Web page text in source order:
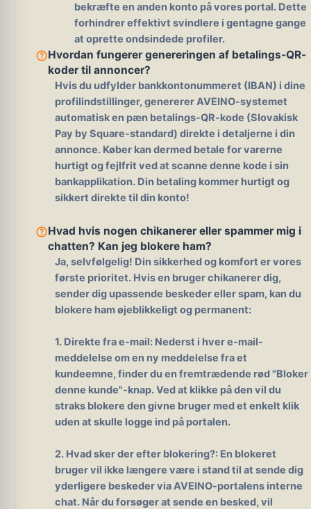
bekræfte en anden konto på vores portal. Dette
forhindrer effektivt svindlere i gentagne gange
at oprette ondsindede profiler.
help_outlineHvordan fungerer genereringen af ​​betalings-QR-
koder til annoncer?
Hvis du udfylder bankkontonummeret (IBAN) i dine
profilindstillinger, genererer AVEINO-systemet
automatisk en pæn betalings-QR-kode (Slovakisk
Pay by Square-standard) direkte i detaljerne i din
annonce. Køber kan dermed betale for varerne
hurtigt og fejlfrit ved at scanne denne kode i sin
bankapplikation. Din betaling kommer hurtigt og
sikkert direkte til din konto!
help_outlineHvad hvis nogen chikanerer eller spammer mig i
chatten? Kan jeg blokere ham?
Ja, selvfølgelig! Din sikkerhed og komfort er vores
første prioritet. Hvis en bruger chikanerer dig,
sender dig upassende beskeder eller spam, kan du
blokere ham øjeblikkeligt og permanent:
1. Direkte fra e-mail: Nederst i hver e-mail-
meddelelse om en ny meddelelse fra et
kundeemne, finder du en fremtrædende rød "Bloker
denne kunde"-knap. Ved at klikke på den vil du
straks blokere den givne bruger med et enkelt klik
uden at skulle logge ind på portalen.
2. Hvad sker der efter blokering?: En blokeret
bruger vil ikke længere være i stand til at sende dig
yderligere beskeder via AVEINO-portalens interne
chat. Når du forsøger at sende en besked, vil